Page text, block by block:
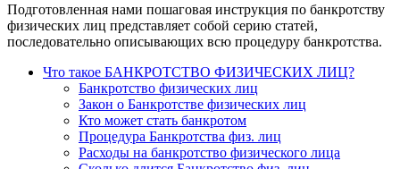
Подготовленная нами пошаговая инструкция по банкротству
физических лиц представляет собой серию статей,
последовательно описывающих всю процедуру банкротства.
Что такое БАНКРОТСТВО ФИЗИЧЕСКИХ ЛИЦ?
Банкротство физических лиц
Закон о Банкротстве физических лиц
Кто может стать банкротом
Процедура Банкротства физ. лиц
Расходы на банкротство физического лица